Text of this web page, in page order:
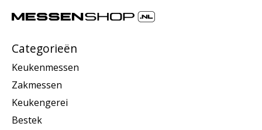
Categorieën
Keukenmessen
Zakmessen
Keukengerei
Bestek